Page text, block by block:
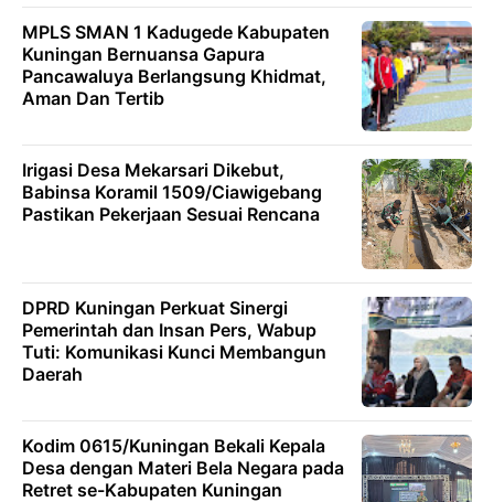
MPLS SMAN 1 Kadugede Kabupaten
Kuningan Bernuansa Gapura
Pancawaluya Berlangsung Khidmat,
Aman Dan Tertib
Irigasi Desa Mekarsari Dikebut,
Babinsa Koramil 1509/Ciawigebang
Pastikan Pekerjaan Sesuai Rencana
DPRD Kuningan Perkuat Sinergi
Pemerintah dan Insan Pers, Wabup
Tuti: Komunikasi Kunci Membangun
Daerah
Kodim 0615/Kuningan Bekali Kepala
Desa dengan Materi Bela Negara pada
Retret se-Kabupaten Kuningan